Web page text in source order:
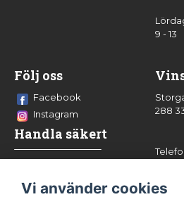
9 - 13
Följ oss
Facebook
Instagram
Handla säkert
288
Vi använder cookies